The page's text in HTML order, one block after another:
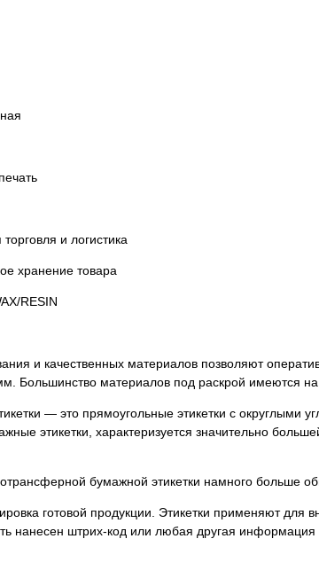
и логистика
хранение товара
RESIN
и качественных материалов позволяют
Большинство материалов под раскрой имеются
— это прямоугольные этикетки с округлыми
этикетки, характеризуется значительно
бумажной этикетки намного больше
готовой продукции. Этикетки применяют для
нанесен штрих-код или любая другая информация